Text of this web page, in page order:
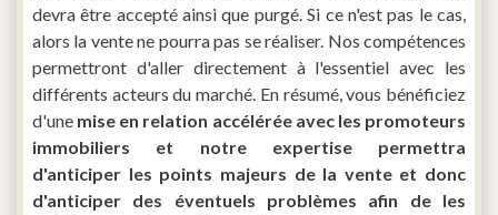
devra être accepté ainsi que purgé. Si ce n'est pas le cas,
alors la vente ne pourra pas se réaliser. Nos compétences
permettront d'aller directement à l'essentiel avec les
différents acteurs du marché. En résumé, vous bénéficiez
d'une mise en relation accélérée avec les promoteurs
immobiliers et notre expertise permettra
d'anticiper les points majeurs de la vente et donc
d'anticiper des éventuels problèmes afin de les